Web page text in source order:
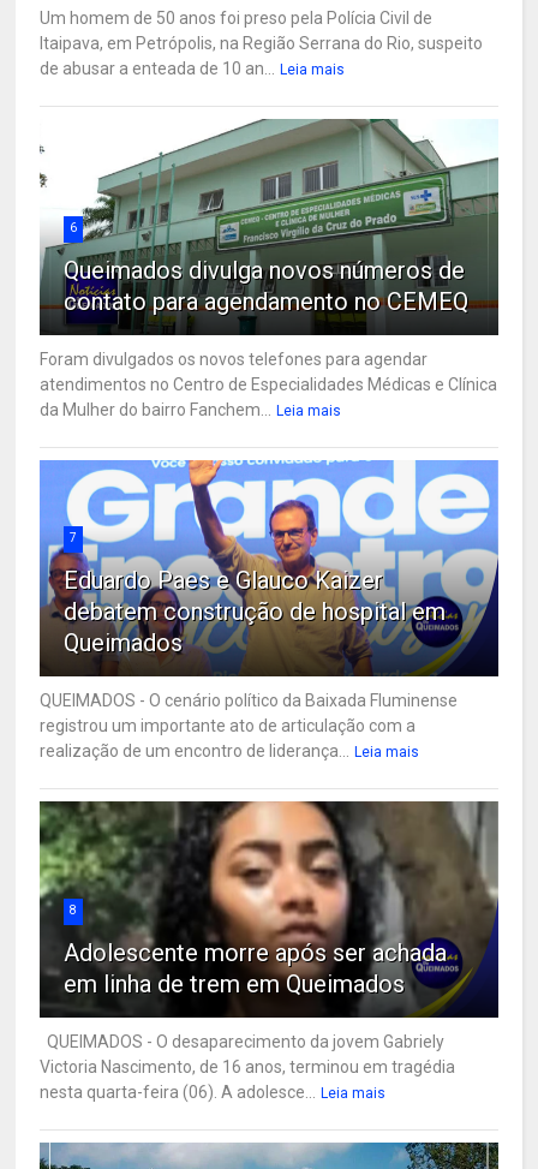
Um homem de 50 anos foi preso pela Polícia Civil de
Itaipava, em Petrópolis, na Região Serrana do Rio, suspeito
de abusar a enteada de 10 an...
Leia mais
6
Queimados divulga novos números de
contato para agendamento no CEMEQ
Foram divulgados os novos telefones para agendar
atendimentos no Centro de Especialidades Médicas e Clínica
da Mulher do bairro Fanchem...
Leia mais
7
Eduardo Paes e Glauco Kaizer
debatem construção de hospital em
Queimados
QUEIMADOS - O cenário político da Baixada Fluminense
registrou um importante ato de articulação com a
realização de um encontro de liderança...
Leia mais
8
Adolescente morre após ser achada
em linha de trem em Queimados
QUEIMADOS - O desaparecimento da jovem Gabriely
Victoria Nascimento, de 16 anos, terminou em tragédia
nesta quarta-feira (06). A adolesce...
Leia mais